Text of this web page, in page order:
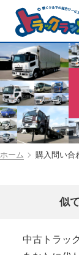
ホーム 購入問い合
似
中古トラッ